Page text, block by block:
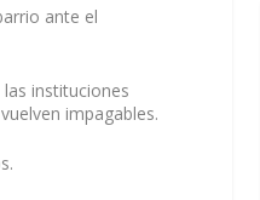
ante el
instituciones
impagables.